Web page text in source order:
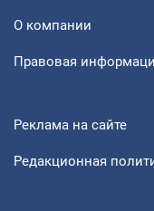
О компании
Правовая
Реклама на сайте
Редакционная